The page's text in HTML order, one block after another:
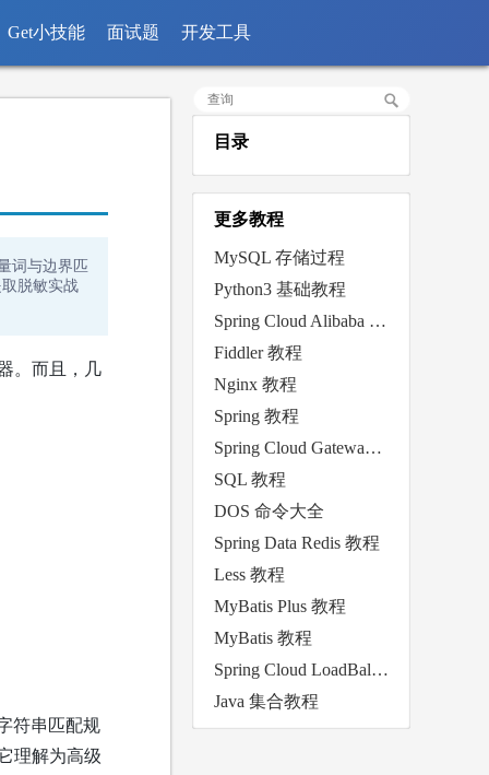
Get小技能 面试题 开发工具
词与边界匹
脱敏实战
。而且，几
符串匹配规
理解为高级
目录
更多教程
MySQL 存储过程
Python3 基础教程
Spring Cloud Alibaba Nacos 教程
Fiddler 教程
Nginx 教程
Spring 教程
Spring Cloud Gateway 教程
SQL 教程
DOS 命令大全
Spring Data Redis 教程
Less 教程
MyBatis Plus 教程
MyBatis 教程
Spring Cloud LoadBalancer 教程
Java 集合教程